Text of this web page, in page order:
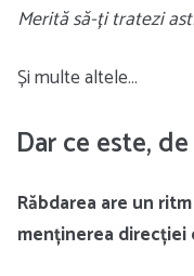
Merită să-ți tratezi
Și multe altele…
Dar ce este,
Răbdarea are un
menținerea